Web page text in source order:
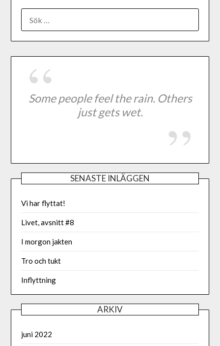
Some people feel the rain. Others
just gets wet.
SENASTE INLÄGGEN
Vi har flyttat!
Livet, avsnitt #8
I morgon jakten
Tro och tukt
Inflyttning
ARKIV
juni 2022